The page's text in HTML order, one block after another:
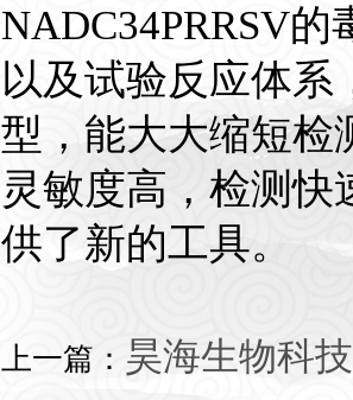
NADC34PRRSV
以及试验反应体系
型，能大大缩短检
灵敏度高，检测快
供了新的工具。
上一篇： 昊海生物科